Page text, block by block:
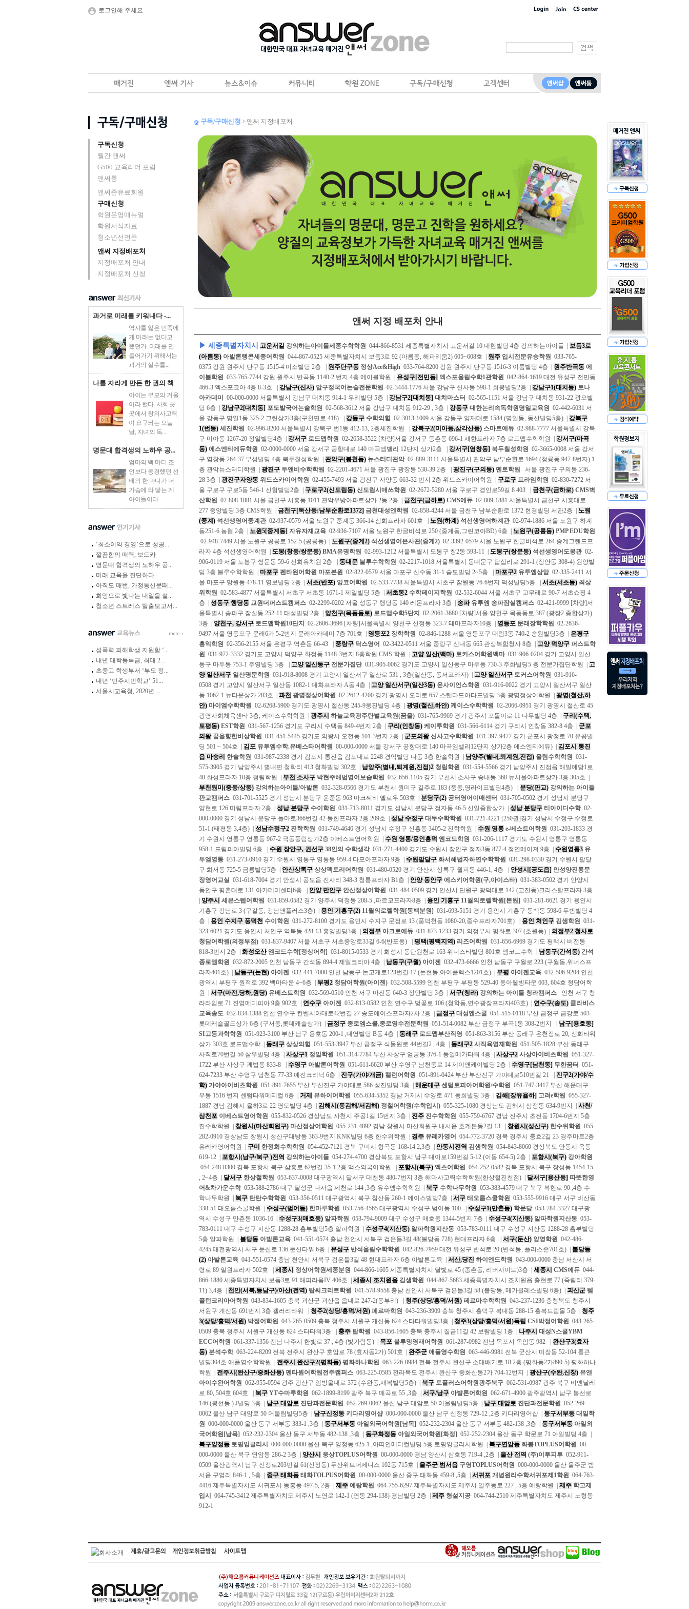
로그인해 주세요
구독신청
월간 앤써
G500 교육리더 포럼
앤써통
앤써존유료회원
구매신청
학원운영매뉴얼
학원서식자료
청소년선언문
앤써 지정배포처
지정배포처 안내
지정배포처 신청
과거로 미래를 키워내다 -...
역사를 잃은 민족에
게 미래는 없다고
했던가. 미래를 만
들어가기 위해서는
과거의 실수를...
나를 자라게 만든 한 권의 책
아이는 부모의 거울
이라 했다. 사회 곳
곳에서 창의사고력
이 요구되는 오늘
날, 자녀의 독...
명문대 합격생의 노하우 공...
엄마의 백 마디 조
언보다 동경했던 선
배의 한 마디가 더
가슴에 와 닿는 게
아이들이다...
‘최소이익 경영’으로 성공...
깔끔함의 매력, 보드카
명문대 합격생의 노하우 공...
미래 교육을 진단하다
아직도 매번, 가정통신문때...
희망으로 빛나는 내일을 설...
청소년 스트레스 탈출보고서...
성폭력 피해학생 지원할 ‘...
내년 대학등록금, 최대 2...
초중고 학생부서 ‘부모 정...
내년 ‘민주시민학교’ 51...
서울시교육청, 2020년 ...
구독/구매신청 > 앤써 지정배포처
앤써 지정 배포처 안내
▶ 세종특별자치시 고운서길 강의하는아이들세종수학학원 044-866-8531 세종특별자치시 고운서길 10 대현빌딩 4층 강의하는아이들 | 보듬3로
(아름동) 아발론랭콘세종어학원 044-867-0525 세종특별자치시 보듬3로 92 (아름동, 해파리움2) 605~608호 | 원주 입시전문유승학원 033-765-
0375 강원 원주시 단구동 1515-4 미소빌딩 2층 | 원주단구동 정상Ace&High 033-764-8200 강원 원주시 단구동 1516-3 이룸빌딩 4층 | 원주반곡동 에
이블학원 033-765-7744 강원 원주시 반곡동 1140-2 번지 4층 에이블학원 | 유성구[전민동] 엑스포올림수학1관학원 042-864-1619 대전 유성구 전민동
466-3 엑스포코아 4층 8-3호 | 강남구(신사) 압구정국어논술전문학원 02-3444-1776 서울 강남구 신사동 598-1 희봉빌딩2층 | 강남구1(대치동) 토나
아카데미
00-000-0000 서울특별시 강남구 대치동 914-1 우리빌딩 5층 | 강남구2[대치동] 대치마스터 02-565-1151 서울 강남구 대치동 931-22 광오빌
딩 6층 | 강남구2[대치동] 포도밭국어논술학원 02-568-3612 서울 강남구 대치동 912-29 , 3층 | 강동구 대한논리속독학원명일교육원 02-442-6031 서
울 강동구 명일1동 325-2 그린상가3층(구천면로 418) | 강동구 수학의힘 02-3013-1009 서울 강동구 양재대로 1584 (명일동, 동산빌딩5층) | 강북구
1(번동) 세진학원 02-996-8200 서울특별시 강북구 번1동 412-13, 2층세진학원 | 강북구2(미아동,삼각산동) 스마트에듀 02-988-7777 서울특별시 강북
구 미아동 1267-20 정일빌딩4층 | 강서구 로드맵학원 02-2658-3522 [차량]서울 강서구 등촌동 696-1 새한프라자 7층 로드맵수학학원 | 강서구(마곡
동) 에스엔티에듀학원 02-0000-0000 서울 강서구 공항대로 140 마곡엠밸리 12단지 상가2층 | 강서구[염창동] 북두칠성학원 02-3665-0008 서울 강서
구 염창동 264-37 부성빌딩 4층 북두칠성학원 | 관악구(봉천동) 뉴스터디관악02-889-3111 서울특별시 관악구 남부순환로 1694 (청룡동 947-8번지) 1
층 관악뉴스터디학원 | 광진구 두앤비수학학원 02-2201-4671 서울 광진구 광장동 530-39 2층 | 광진구(구의동) 멘토학원 서울 광진구 구의동 236-
28 3층 | 광진구자양동 위드스카이어학원 02-455-7493 서울 광진구 자양동 663-32 번지 2층 위드스카이어학원 | 구로구 프라임학원 02-830-7272 서
울 구로구 구로5동 546-1 신협빌딩2층 | 구로구2(신도림동) 신도림시매쓰학원 02-2672-5280 서울 구로구 경인로59길 8 403 | 금천구(금하로) CMS벽
산학원 02-808-1881 서울 금천구 시흥동 1011 관악우방아파트상가 2동 2층 | 금천구(금하로) CMS에듀 02-809-1881 서울특별시 금천구 시흥대로
277 중앙빌딩 3층 CMS학원 | 금천구[독산동:남부순환로1372] 금천대성엔학원 02-858-4244 서울 금천구 남부순환로 1372 현경빌딩 서관2층 | 노원
(중계) 석선생영어중계관02-937-0579 서울 노원구 중계동 366-14 삼화프라자 601호 | 노원(하계) 석선생영어하계관02-974-1886 서울 노원구 하계
동251-6 농협 2층 | 노원5[중계동] 자유자재교육 02-936-7107 서울 노원구 한글비석로 250 (중계동,그린코아BD) 6층 | 노원구(공릉동) PMP EDU학원
02-948-7449 서울 노원구 공릉로 152-5 (공릉동) | 노원구(중계2) 석선생영어은사관(중계2) 02-3392-0579 서울 노원구 한글비석로 264 중계그랜드프
라자 4층 석선생영어학원 | 도봉(창동/쌍문동) BMA유명학원 02-993-1212 서울특별시 도봉구 창2동 593-11 | 도봉구(쌍문동) 석선생영어도봉관02-
906-0119 서울 도봉구 쌍문동 59-6 선희유치원 2층 | 동대문 블루수학학원 02-2217-1018 서울특별시 동대문구 답십리로 291-1 (장안동 308-4) 원양빌
딩 3층 블루수학학원 | 마포구 펜타원어학원 마포본원 02-822-0579 서울 마포구 신수동 31-1 숨도빌딩 2~5층 | 마포구2 유투엠상암02-335-2411 서
울 마포구 망원동 478-11 영보빌딩 2층 | 서초(반포) 잉코어학원 02-533-7738 서울특별시 서초구 잠원동 76-6번지 덕성빌딩5층 | 서초(서초동) 최상
위학원 02-583-4877 서울특별시 서초구 서초동 1671-1 제일빌딩 5층 | 서초동2 수학페이지학원 02-532-6044 서울 서초구 고무래로 90-7 서초쇼핑 4
층 | 성동구 행당동 교원더퍼스트캠퍼스 02-2299-0202 서울 성동구 행당동 140 레몬프라자 3층 | 송파 유투엠 송파잠실캠퍼스 02-421-9999 [차량]서
울특별시 송파구 잠실동 252-11 태성빌딩 2층 | 양천구(목동동로) 로드맵수학5단지
02-2061-3680 [차량]서울 양천구 목동동로 387 (광장2 종합상가)
3층 | 양천구, 강서구 로드맵학원10단지 02-2606-3696 [차량]서울특별시 양천구 신정동 323-7 테마프라자10층 | 영등포 문래장학학원 02-2636-
9497 서울 영등포구 문래6가 5-2번지 문래아카데미 7층 701호 | 영등포2 장학학원 02-846-1288 서울 영등포구 대림3동 740-2 송원빌딩3층 | 은평구
홍익학원 02-356-2155 서울 은평구 역촌동 66-43 | 중랑구 닥스영어 02-3422-0511 서울 중랑구 신내동 665 관상복합청사 8층 | 고양 덕양구 퍼스트학
원 031-972-3332 경기도 고양시 덕양구 화정동 1148-3번지 8층학원 CMS 학원 | 고양 일산(백마) 토커스어학원백마031-906-0204 경기 고양시 일산
동구 마두동 753-1 주영빌딩 3층 | 고양 일산동구 전문가집단031-905-0062 경기도 고양시 일산동구 마두동 730-3 주화빌딩5 층 전문가집단학원 | 고
양 일산서구 일산명문학원 031-918-8008 경기 고양시 일산서구 일산로 531 , 3층(일산동, 동서프라자) | 고양 일산서구 토커스어학원 031-916-
0508 경기 고양시 일산서구 일산동 1082-1 대화프라자 A동 4층 | 고양 일산서구(일산3동) 윤사이언스학원 031-916-0022 경기 고양시 일산서구 일산
동 1062-1 뉴타운상가 203호 | 과천 광명정상어학원 02-2612-4200 경기 광명시 오리로 657 스탠다드아타드빌딩 3층 광명정상어학원 | 광명(철산,하
안) 마이엠수학학원 02-6268-5900 경기도 광명시 철산동 245-9웅진빌딩 4층 | 광명(철산,하안) 케이스수학학원 02-2066-0951 경기 광명시 철산로 45
광명사회체육센타 3층, 케이스수학학원 | 광주시 하늘교육광주탄벌교육원(꿈을) 031-765-9969 경기 광주시 포돌이로 11 나무빌딩 4층 | 구리(수택,
토평동) EST학원 031-567-1256 경기도 구리시 수택동 849-4번지 2층 | 구리(인창동) 케이투학원 031-566-6114 경기 구리시 인창동 382-8 4층 | 군포
의왕 꿈을향한비상학원 031-451-5445 경기도 의왕시 오전동 101-3번지 2층 | 군포의왕 신사고수학학원 031-397-9477 경기 군포시 광정로 70 유공빌
딩 501 ~ 504호 | 김포 유투엠수학.유베스타어학원 00-000-0000 서울 강서구 공항대로 140 마곡엠밸리12단지 상가2층 에스엔티에듀) | 김포시 통진
읍 마송리 한솔학원 031-987-2338 경기 김포시 통진읍 김포대로 2248 경익빌딩 나동 3층 한솔학원 | 남양주(별내,퇴계원,진접) 올림수학학원 031-
575-3905 경기 남양주시 별내면 청학리 413 청화빌딩 302호 | 남양주(별내,퇴계원,진접)2 청림학원 031-554-5566 경기 남양주시 진접읍 해밀예당1로
40 화성프라자 10층 청림학원 | 부천 소사구 박현주해법영어보습학원 032-656-1105 경기 부천시 소사구 송내동 368 뉴서울아파트상가 3층 305호 |
부천원미(중동/상동) 강의하는아이들/아발론 032-328-0566 경기도 부천시 원미구 길주로 183 (풍동,영라이프빌딩4층) | 분당(판교) 강의하는 아이들
판교캠퍼스 031-701-5525 경기 성남시 분당구 운중동 963 마크씨티 옐로우 503호 | 분당구(2) 공터영어이매센터 031-705-0502 경기 성남시 분당구
양현로 126 미림프라자 2층 | 성남 분당구 수이학원 031-713-8011 경기도 성남시 분당구 정자동 46-5 신일종합상가 | 성남 분당구 티아이디수학02-
000-0000 경기 성남시 분당구 돌마로366번길 42 동한프라자 2층 209호 | 성남 수정구 대두수학학원 031-721-4221 [250권]경기 성남시 수정구 수정로
51-1 (태평동 3,4층) | 성남수정구2 진학학원 031-749-4646 경기 성남시 수정구 신흥동 3405-2 진학학원 | 수원 영통 e-베스트어학원 031-203-1833 경
기 수원시 영통구 영통동 967-2 극동풍림상가2층 이베스트영어학원 | 수원 영통/용인흥덕 엠코드학원 031-206-1117 경기도 수원시 영통구 영통동
958-1 드림피아빌딩 6층 | 수원 장안구, 권선구 38인의 수학생각031-271-4400 경기도 수원시 장안구 정자3동 877-4 정연메이져 9층 | 수원영통3 유
투엠영통 031-273-0910 경기 수원시 영통구 영통동 959-4 다모아프라자 9층 | 수원팔달구 화서해법자하연수학학원 031-298-0330 경기 수원시 팔달
구 화서동 725-5 금룡빌딩5층 | 안산상록구 상상팩토리어학원 031-480-0520 경기 안산시 상록구 월피동 446-1, 4층 | 안성시[공도읍] 안성양진통문
장영어교실 031-618-7004 경기 안성시 공도읍 진사리 348-3 청룡프라자 B1층 | 안양 동안구 에스키어학원(구,아이스타) 031-383-0502 경기 안양시
동안구 평촌대로 131 아카데미센터6층 | 안양 만안구 안산정상어학원 031-484-0509 경기 안산시 단원구 광덕대로 142 (고잔동)크리스탈프라자 3층
양주시 세븐스텝어학원 031-859-0582 경기 양주시 덕정동 208-5 ,파르코프라자8층 | 용인 기흥구 11월의로렐학원[본원] 031-281-6621 경기 용인시
기흥구 강남로 3 (구갈동, 강남앤플러스3층) | 용인 기흥구(2) 11월의로렐학원[동백분원] 031-693-5151 경기 용인시 기흥구 동백동 598-6 두빈빌딩 4
층 | 용인 수지구 풍덕천 수이학원 031-272-8100 경기도 용인시 수지구 문정로 13 (풍덕천동 1080-20,중수프라자701호) | 용인 처인구 김샘학원 031-
323-6021 경기도 용인시 처인구 역북동 428-13 흥양빌딩3층 | 의정부 아크로에듀 031-873-1233 경기 의정부시 평화로 307 (호원동) | 의정부2 청사로
청담어학원(의정부점) 031-837-9407 서울 서초구 서초중앙로33길 6-6(반포동) | 평택(평택지역) 리즈어학원 031-656-6969 경기도 평택시 비전동
818-3번지 2층 | 화성오산 엠코드수학[정상어학] 031-8015-0533 경기 화성시 동탄원천로 163 위너스타빌딩 801호 엠코드수학 | 남동구(간석동) 간석
종로엠학원 032-872-2005 인천 남동구 간석동 894-4 제일코리아 4층 | 남동구(구월) 아이젠 032-473-6666 인천 남동구 구월로 223 (구월동,위너스프
라자401호) | 남동구(논현) 아이젠 032-441-7000 인천 남동구 논고개로123번길 17 (논현동,아이플렉스1201호) | 부평 아이젠교육 032-506-9204 인천
광역시 부평구 원적로 392 백마타운 4~6층 | 부평2 청담어학원(아이젠) 032-508-5599 인천 부평구 부평동 529-40 동아웰빙타운 603, 604호 청담어학
원 | 서구(마전,당하,원당) 유베스트학원 032-569-0510 인천 서구 마전동 640-3 정안빌딩 3층 | 서구(청라) 강의하는 아이들 청라캠퍼스 인천 서구 청
라라임로 71 진영메디피아 9층 902호 | 연수구 아이젠 032-813-0582 인천 연수구 벚꽃로 106 (청학동,연수광장프라자403호) | 연수구(송도) 클라비스
교육송도 032-834-1388 인천 연수구 컨벤시아대로42번길 27 송도에이스프라자2차 2층 | 금정구 대성엔스쿨 051-515-0118 부산 금정구 금강로 503
롯데캐슬골드상가 6층 (구서동,롯데캐슬상가) | 금정구 종로엠스쿨,종로영수전문학원 051-514-0082 부산 금정구 부곡1동 308-2번지 | 남구[용호동]
SI고등과학학원 051-923-3100 부산 남구 용호동 200-1 ,대영빌딩 B동 4층 | 동래구 로드맵부산직영 051-863-3156 부산 동래구 온천장로 20, 신화타워
상가 303호 로드맵수학 | 동래구 상상의힘 051-553-3947 부산 금정구 식물원로 44번길2 , 4층 | 동래구2 사직육영재학원 051-505-1828 부산 동래구
사직로70번길 50 삼우빌딩 4층 | 사상구1 정일학원 051-314-7784 부산 사상구 엄궁동 376-1 동일메가타워 4층 | 사상구2 사상아이비츠학원 051-327-
1722 부산 사상구 괘법동 833-8 | 수영구 아발론어학원 051-611-6620 부산 수영구 남천동로 14 제이앤케이빌딩 2층 | 수영구[남천동] 무한꿈터 051-
624-7233 부산 수영구 남천동 77-33 예진크리닉 6층 | 진구(가야/개금) 캘런어학원 051-891-0424 부산 부산진구 가야대로510번길 21 | 진구2(가야/수
학) 가야아이비츠학원 051-891-7655 부산 부산진구 가야대로 586 성진빌딩 3층 | 해운대구 센텀토피아어학원/수학원 051-747-3417 부산 해운대구
우동 1516 번지 센텀타워메티컬 6층 | 거제 뷰하이어학원 055-634-5352 경남 거제시 수양로 471 동희빌딩 3층 | 김해[장유율하] 고려e학원 055-327-
1887 경남 김해시 율하3로 22 명도빌딩 4층 | 김해시(동김해/서김해) 정철어학원(수학입시) 055-325-1080 경상남도 김해시 삼정동 634-9번지 | 사천/
삼천포 이베스트영어학원 055-832-0526 경상남도 사천시 주공1길 15번지 3층 | 진주 진수학학원 055-759-6767 경남 진주시 초전동 1704-6번지 5층
진수학학원 | 창원시(마산회원구) 마산정상어학원 055-231-4892 경남 창원시 마산회원구 내서읍 호계본동2길 13 | 창원시(성산구) 한수위학원 055-
282-0910 경상남도 창원시 성산구대방동 363-9번지 KNK빌딩 6층 한수위학원 | 경주 유레카영어 054-772-3720 경북 경주시 충효2길 23 경주마트2층
유레카영어학원 | 구미 한정희수학학원 054-452-7121 경북 구미시 형곡동 168-14 2,3층 | 안동시전역 김샘학원 054-843-8060 경상북도 안동시 옥동
619-12 | 포항시(남구/북구 )전역 강의하는아이들 054-274-4700 경상북도 포항시 남구 대이로159번길 5-12 (이동 654-5) 2층 | 포항시(북구) 강아학원
054-248-8300 경북 포항시 북구 삼흥로 62번길 35-1 2층 맥스외국어학원 | 포항시(북구) 엑츠어학원 054-252-0582 경북 포항시 북구 장성동 1454-15
, 2~4층 | 달서구 한상철학원 053-637-0008 대구광역시 달서구 대천동 480-7번지 3층 해마사고력수학학원(한상철진천점) | 달서구[용산동] 따뜻한영
어&차가운수학053-588-2786 대구 달성군 다사읍 세천로 144 ,3층 유수엠수학학원 | 북구 수학나무학원 053-383-4579 대구 북구 복현로 90 ,4층 수
학나무학원 | 북구 탄탄수학학원 053-356-0511 대구광역시 북구 침산동 260-1 에이스빌딩7층 | 서구 태오름스쿨학원 053-555-9916 대구 서구 비산동
338-51 태오름스쿨학원 | 수성구(범어동) 한마루학원 053-756-4565 대구광역시 수성구 범어동 100 | 수성구1(만촌동) 학문당053-784-3327 대구광
역시 수성구 만촌동 1036-16 | 수성구3(매호동) 알파학원 053-794-9009 대구 수성구 매호동 1344-5번지 7층 | 수성구4(지산동) 알파학원지산동 053-
783-0111 대구 수성구 지산동 1288-28 흠부빌딩5층 알파학원 | 수성구4(지산동) 알파학원지산동 053-783-0111 대구 수성구 지산동 1288-28 흠부빌딩
5층 알파학원 | 불당동 아발론교육 041-551-0574 충남 천안시 서북구 검은들3길 48(불당동 728) 현대프라자 6층 | 서구(둔산) 양영학원 042-486-
4245 대전광역시 서구 둔산로 136 둔산타워 6층 | 유성구 반석올림수학학원 042-826-7959 대전 유성구 반석로 20 (반석동, 플러스존701호) | 불당동
(2) 아발론교육 041-551-0574 충남 천안시 서북구 검은들3길 48 현대프라자 6층 아발론교육 | 서산,당진 하이엔드학원 043-000-0000 충남 서산시 서
령로 89 일원프라자 502호 | 세종시 정상어학원세종분원 044-866-1605 세종특별자치시 달빛로 45 (종촌동, 리버사이드)3층 | 세종시 CMS에듀 044-
866-1880 세종특별자치시 보듬3로 91 해피라움IV 406호 | 세종시 조치원읍 김샘학원 044-867-5683 세종특별자치시 조치원읍 충현로 77 (죽림리 379-
11) 3,4층 | 천안(서북,동남구)/아산(전역) 탑씨크리트학원 041-578-9558 충남 천안시 서북구 검은들3길 58 (불당동, 메가클레스빌딩 6층) | 괴산군 템
플턴코리아어학원 043-834-1605 충북 괴산군 괴산읍 읍내로 247-2(동부리) | 청주(상당/흥덕/서원) 페르마수학학원 043-237-1236 충청북도 청주시
서원구 개신동 691번지 3층 겔러리타워 | 청주2(상당/흥덕/서원) 페르마학원 043-236-3909 충북 청주시 흥덕구 복대동 288-15 흥복드림몰 5층 | 청주
3(상당/흥덕/서원) 박정어학원 043-265-0509 충북 청주시 서원구 개신동 624 스타타워빌딩3층 | 청주3(상당/흥덕/서원)독립 CSI박정어학원 043-265-
0509 충북 청주시 서원구 개신동 624 스타타워3층 | 충주 탑학원 043-856-1605 충북 충주시 칠금11길 42 보람빌딩 1층 | 나주시 대성N스쿨YBM
ECC어학원 061-337-1356 전남 나주시 한빛로 37 , 4층 (빛가람동) | 목포 블루밍영재어학원 061-287-0982 전남 목포시 옥암동 982 | 완산구3(효자
동) 분석수학063-224-8209 전북 전주시 완산구 호암로 78 (효자동2가) 501호 | 완주군 애플영수학원 063-446-9981 전북 군산시 미장동 52-104 통큰
빌딩304호 애플영수학학원 | 전주시 완산구2(평화동) 평화하나학원 063-226-0984 전북 전주시 완산구 소대배기로 18 2층 (평화동2가890-5) 평화하나
학원 | 전주시(완산구/중화산동) 펜타원어학원전주캠퍼스 063-225-0585 전라북도 전주시 완산구 중화산동2가 704-12번지 | 광산구(수완,신창) 유앤
아이수완어학원 062-955-0594 광주 광산구 임방울대로 372 (수완동,재복빌딩5층) | 북구 토플러스어학원광주북구 062-531-0987 광주 북구 비엔날레
로 80, 504호 604호 | 북구 YT수마루학원 062-1899-8199 광주 북구 매곡로 55 ,3층 | 서구/남구 아발론어학원 062-671-4900 광주광역시 남구 봉선로
146 (봉선동 ) J빌딩 3층 | 남구 대암로 진단과전문학원 052-269-0062 울산 남구 대암로 50 어울림빌딩5층 | 남구 대암로 진단과전문학원 052-269-
0062 울산 남구 대암로 50 어울림빌딩5층 | 남구신정동 키다리영어샵000-000-0000 울산 남구 신정동 729-12 ,2층 키다리영어샵 | 동구서부동 대일학
원 000-000-0000 울산 동구 서부동 383-1 ,3층 | 동구서부동 아일외국어학원[남목] 052-232-2304 울산 동구 서부동 482-138 ,3층 | 동구서부동 아일외
국어학원[남목] 052-232-2304 울산 동구 서부동 482-138 ,3층 | 동구화정동 아일외국어학원[화정] 052-252-2304 울산 동구 학문로 71 아일빌딩 4층 |
북구양정동 토핑잉글리시 000-000-0000 울산 북구 양정동 625-1 ,아띠안메디컬빌딩 5층 토핑잉글리시학원 | 북구연암동 화봉TOPLUS어학원 00-
000-0000 울산 북구 연암동 286-2 3층 | 양산시 웅상TOPLUS어학원 00-000-0000 경남 양산시 삼호동 719-4 ,2층 | 울산 전역 (주)이투피투 052-911-
0509 울산광역시 남구 신정로203번길 61(신정동) 두산위브더제니스 102동 715호 | 울주군 범서읍 구영TOPLUS어학원 000-000-0000 울산 울주군 범
서읍 구영리 846-1 , 5층 | 중구 태화동 태화TOLPUS어학원 00-000-0000 울산 중구 태화동 459-8 ,5층 | 서귀포 개념원리수학서귀포제1학원 064-763-
4416 제주특별자치도 서귀포시 동홍동 497-5, 2층 | 제주 예랑학원 064-755-6297 제주특별자치도 제주시 일주동로 227 , 5층 예랑학원 | 제주 학고제
입시
064-745-3412 제주특별자치도 제주시 노연로 142-1 (연동 294-138) 경남빌딩 2층 | 제주 형설지공 064-744-2510 제주특별자치도 제주시 노형동
912-1